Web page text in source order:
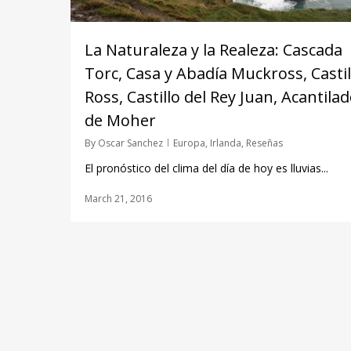
La Naturaleza y la Realeza: Cascada
Torc, Casa y Abadía Muckross,
Ross, Castillo del Rey Juan,
de Moher
By Oscar Sanchez Europa, Irlanda, Reseñas
El pronóstico del clima del día de hoy es lluvias...
March 21, 2016